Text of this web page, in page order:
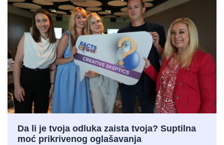
Da li je tvoja odluka zaista tvoja? Suptilna
moć prikrivenog oglašavanja